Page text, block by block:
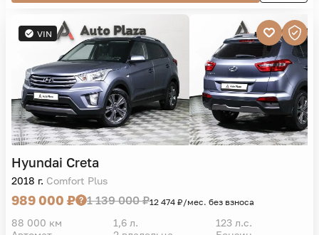
VIN
Hyundai Creta
2018 г. Comfort Plus
989 000 ₽ 1 139 000 ₽12 474 ₽/мес. без взноса
88 000 км 1,6 л.
123 л.с.